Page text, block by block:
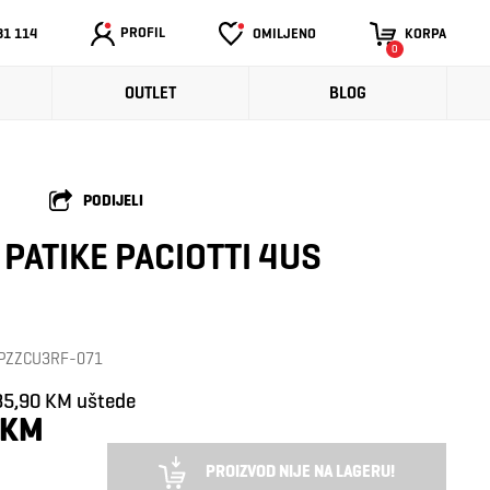
114 PROFIL OMILJENO KORPA
0
OUTLET BLOG
PODIJELI
PACIOTTI 4US
071
KM uštede
PROIZVOD NIJE NA LAGERU!